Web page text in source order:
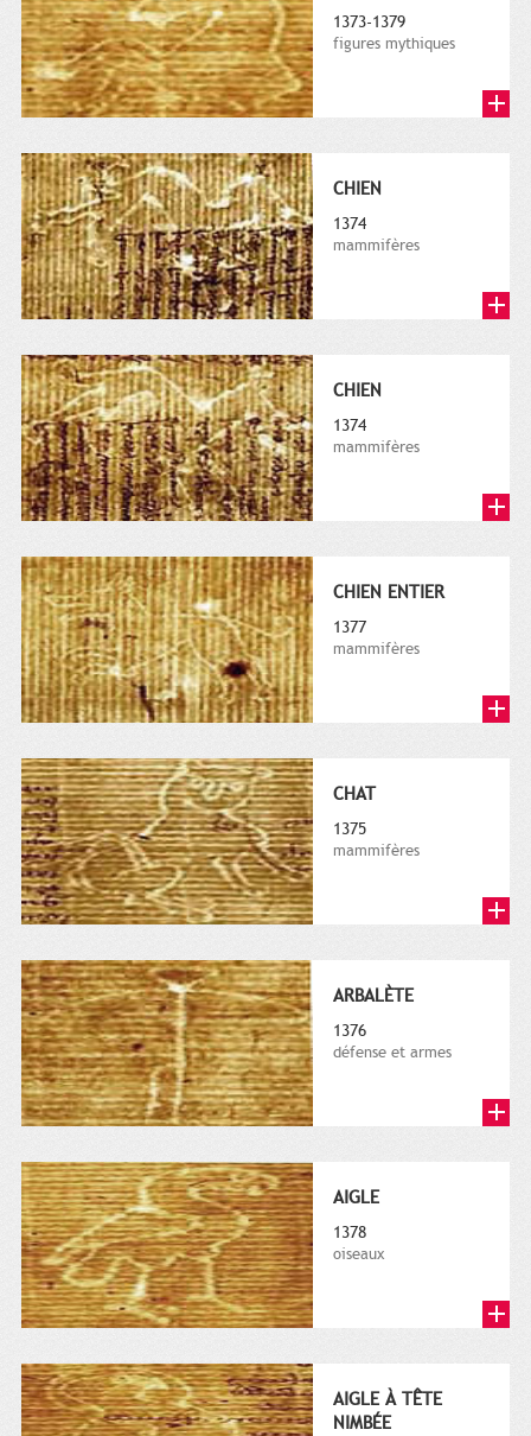
1373-1379
figures mythiques
CHIEN
1374
mammifères
CHIEN
1374
mammifères
CHIEN ENTIER
1377
mammifères
CHAT
1375
mammifères
ARBALÈTE
1376
défense et armes
AIGLE
1378
oiseaux
AIGLE À TÊTE
NIMBÉE